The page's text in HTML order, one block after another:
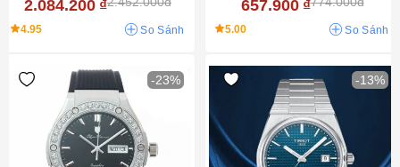
2.084.200 ₫
4.95 So Sánh
657.900 ₫
5.00 So Sánh
-23% -13%